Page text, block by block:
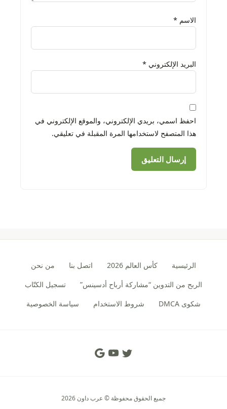
الاسم *
البريد الإلكتروني *
احفظ اسمي، بريدي الإلكتروني، والموقع الإلكتروني في
هذا المتصفح لاستخدامها المرة المقبلة في تعليقي.
الرئيسية كأس العالم 2026 اتصل بنا
من نحن
الربح من التدوين “مشاركة أرباح أدسينس”
تسجيل الكتّاب
شكوى DMCA
شروط الاستخدام سياسة الخصوصية
Social Links
جميع الحقوق محفوظة © عرب داون 2026